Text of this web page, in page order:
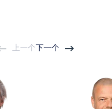
der
Kipker
of EU
just a Question
上一个 下一个